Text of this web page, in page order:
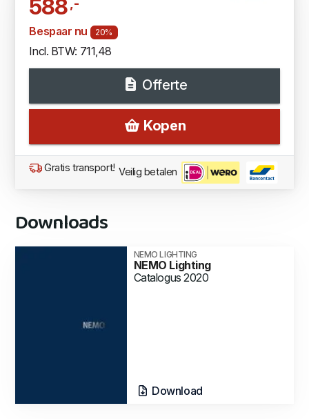
588
Bespaar nu 20%
Incl. BTW: 711,48
Offerte
Kopen
Gratis transport! Veilig betalen
Downloads
NEMO LIGHTING
NEMO Lighting
Catalogus 2020
Download